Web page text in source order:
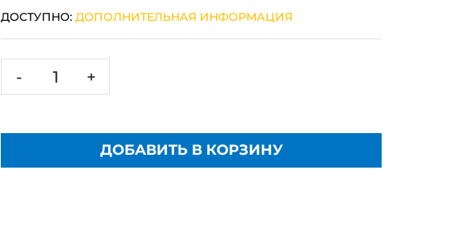
ДОСТУПНО:ДОПОЛНИТЕЛЬНАЯ ИНФОРМАЦИЯ
- +
ДОБАВИТЬ В КОРЗИНУ